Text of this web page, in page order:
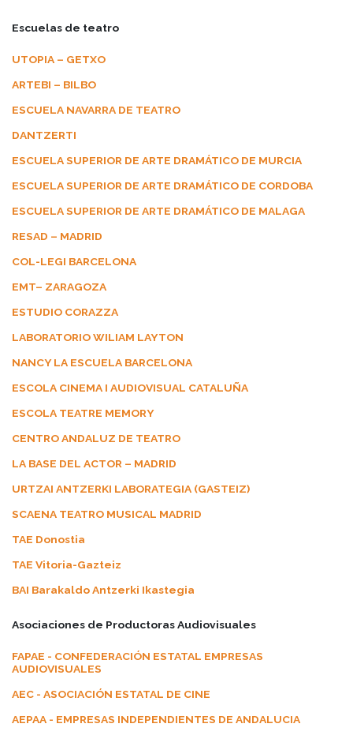
Escuelas de teatro
UTOPIA – GETXO
ARTEBI – BILBO
ESCUELA NAVARRA DE TEATRO
DANTZERTI
ESCUELA SUPERIOR DE ARTE DRAMÁTICO DE MURCIA
ESCUELA SUPERIOR DE ARTE DRAMÁTICO DE CORDOBA
ESCUELA SUPERIOR DE ARTE DRAMÁTICO DE MALAGA
RESAD – MADRID
COL-LEGI BARCELONA
EMT– ZARAGOZA
ESTUDIO CORAZZA
LABORATORIO WILIAM LAYTON
NANCY LA ESCUELA BARCELONA
ESCOLA CINEMA I AUDIOVISUAL CATALUÑA
ESCOLA TEATRE MEMORY
CENTRO ANDALUZ DE TEATRO
LA BASE DEL ACTOR – MADRID
URTZAI ANTZERKI LABORATEGIA (GASTEIZ)
SCAENA TEATRO MUSICAL MADRID
TAE Donostia
TAE Vitoria-Gazteiz
BAI Barakaldo Antzerki Ikastegia
Asociaciones de Productoras Audiovisuales
FAPAE - CONFEDERACIÓN ESTATAL EMPRESAS
AUDIOVISUALES
AEC - ASOCIACIÓN ESTATAL DE CINE
AEPAA - EMPRESAS INDEPENDIENTES DE ANDALUCIA